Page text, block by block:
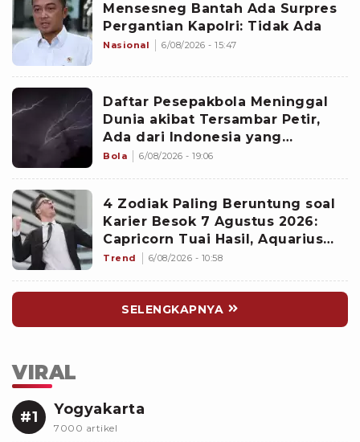
Mensesneg Bantah Ada Surpres
Pergantian Kapolri: Tidak Ada
Nasional 6/08/2026 - 15:47
Daftar Pesepakbola Meninggal
Dunia akibat Tersambar Petir,
Ada dari Indonesia yang
Namanya sudah Tersohor
Bola 6/08/2026 - 19:06
4 Zodiak Paling Beruntung soal
Karier Besok 7 Agustus 2026:
Capricorn Tuai Hasil, Aquarius
Mencuri Perhatian Atasan
Trend 6/08/2026 - 10:58
SELENGKAPNYA
VIRAL
#1 Yogyakarta
7000 artikel